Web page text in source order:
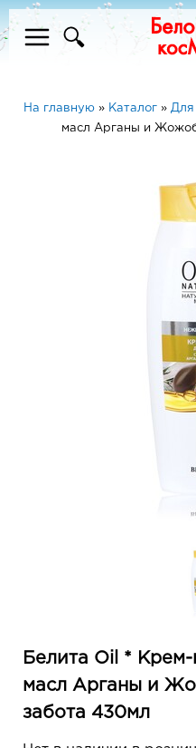
На главную» Каталог» Для
масл Арганы и
Белита Oil *
масл Арганы и
забота 430мл